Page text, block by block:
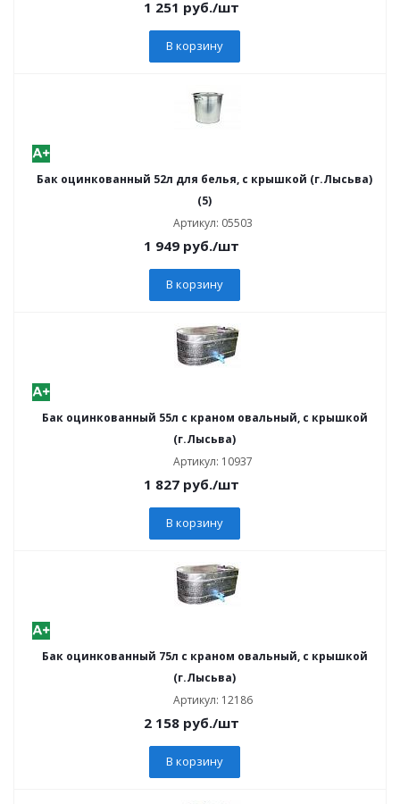
1 251 руб./шт
В корзину
Бак оцинкованный 52л для белья, с крышкой (г.Лысьва)
(5)
Артикул: 05503
1 949руб./шт
В корзину
Бак оцинкованный 55л с краном овальный, с крышкой
(г.Лысьва)
Артикул: 10937
1 827руб./шт
В корзину
Бак оцинкованный 75л с краном овальный, с крышкой
(г.Лысьва)
Артикул: 12186
2 158руб./шт
В корзину